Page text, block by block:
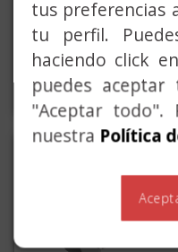
tus preferencias
tu perfil.
haciendo click
puedes
"Aceptar todo".
nuestra Política